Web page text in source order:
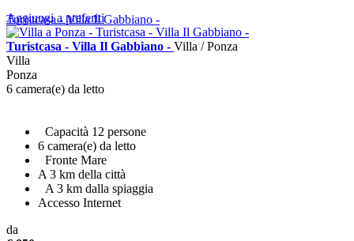
Turistcasa - Villa Il Gabbiano -
Aggiungi a preferiti
Turistcasa - Villa Il Gabbiano - Villa / Ponza
Villa
Ponza
6 camera(e) da letto
Capacità 12 persone
6 camera(e) da letto
Fronte Mare
A 3 km della città
A 3 km dalla spiaggia
Accesso Internet
da